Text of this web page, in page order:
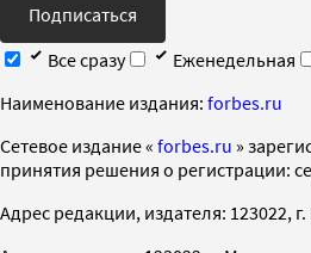
Подписаться
Все сразу
Еженедельная
Наименование издания: forbes.ru
Cетевое издание « forbes.ru »
принятия решения о регистрации:
Адрес редакции, издателя: 123022,